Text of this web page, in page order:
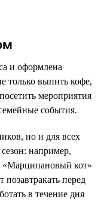
и оформлена
только выпить кофе,
мероприятия
события.
но и для всех
например,
«Марципановый кот»
перед
в течение дня